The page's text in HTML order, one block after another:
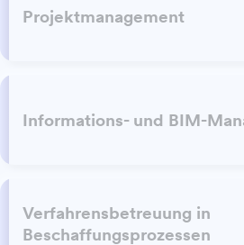
Projektmanagement
Informations- und BIM-
Verfahrensbetreuung in
Beschaffungsprozessen